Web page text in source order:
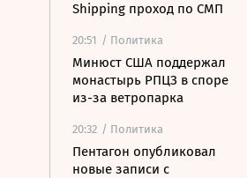
Shipping проход по СМП
20:51 / Политика
Минюст США поддержал
монастырь РПЦЗ в споре
из-за ветропарка
20:32 / Политика
Пентагон опубликовал
новые записи с